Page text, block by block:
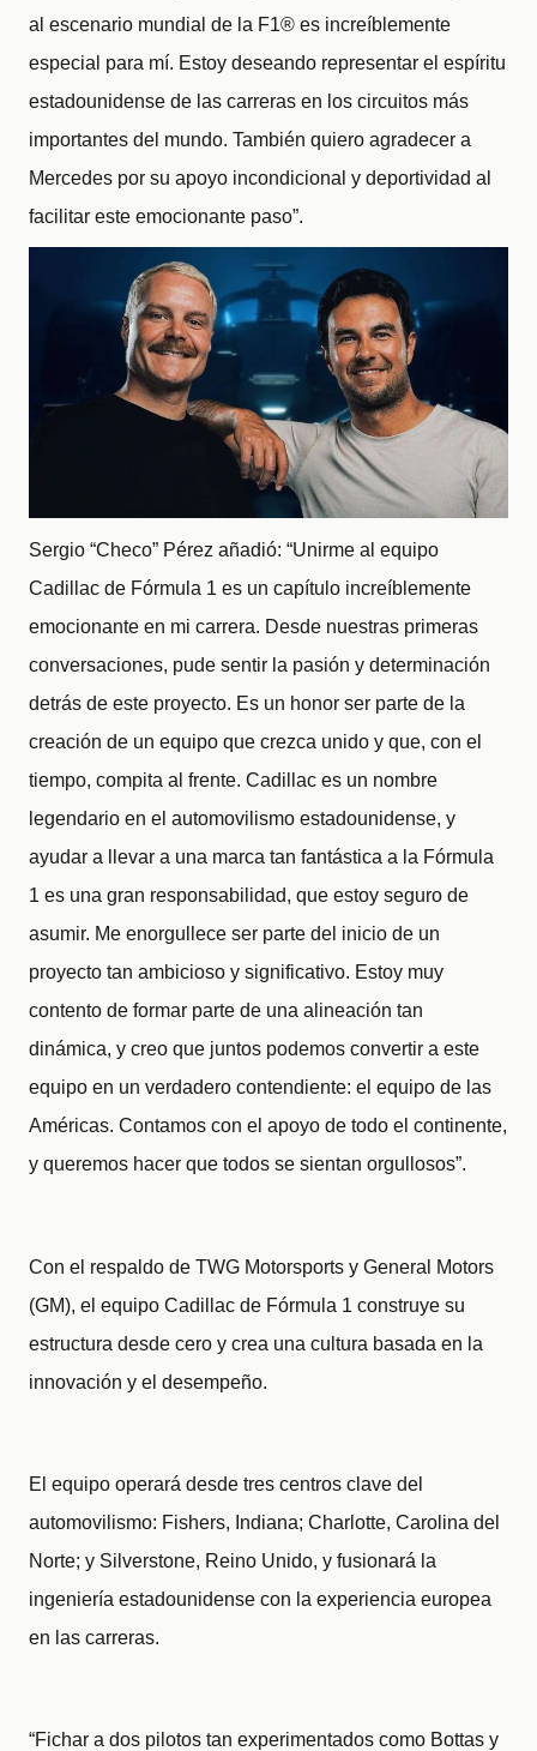
al escenario mundial de la F1® es increíblemente
especial para mí. Estoy deseando representar el espíritu
estadounidense de las carreras en los circuitos más
importantes del mundo. También quiero agradecer a
Mercedes por su apoyo incondicional y deportividad al
facilitar este emocionante paso”.
Sergio “Checo” Pérez añadió: “Unirme al equipo
Cadillac de Fórmula 1 es un capítulo increíblemente
emocionante en mi carrera. Desde nuestras primeras
conversaciones, pude sentir la pasión y determinación
detrás de este proyecto. Es un honor ser parte de la
creación de un equipo que crezca unido y que, con el
tiempo, compita al frente. Cadillac es un nombre
legendario en el automovilismo estadounidense, y
ayudar a llevar a una marca tan fantástica a la Fórmula
1 es una gran responsabilidad, que estoy seguro de
asumir. Me enorgullece ser parte del inicio de un
proyecto tan ambicioso y significativo. Estoy muy
contento de formar parte de una alineación tan
dinámica, y creo que juntos podemos convertir a este
equipo en un verdadero contendiente: el equipo de las
Américas. Contamos con el apoyo de todo el continente,
y queremos hacer que todos se sientan orgullosos”.
Con el respaldo de TWG Motorsports y General Motors
(GM), el equipo Cadillac de Fórmula 1 construye su
estructura desde cero y crea una cultura basada en la
innovación y el desempeño.
El equipo operará desde tres centros clave del
automovilismo: Fishers, Indiana; Charlotte, Carolina del
Norte; y Silverstone, Reino Unido, y fusionará la
ingeniería estadounidense con la experiencia europea
en las carreras.
“Fichar a dos pilotos tan experimentados como Bottas y